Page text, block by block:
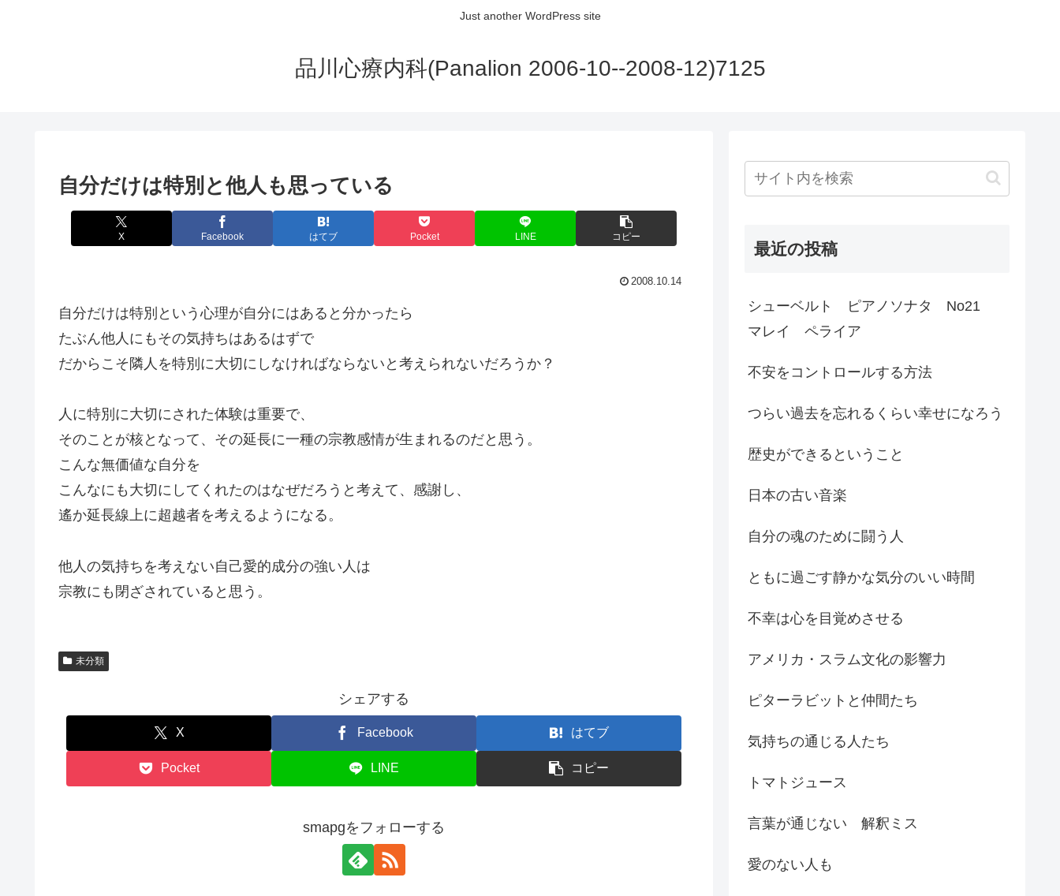
Just another WordPress site
品川心療内科(Panalion 2006-10--2008-12)7125
自分だけは特別と他人も思っている
X Facebook はてブ Pocket LINE コピー
2008.10.14
自分だけは特別という心理が自分にはあると分かったら
たぶん他人にもその気持ちはあるはずで
だからこそ隣人を特別に大切にしなければならないと考えられないだろうか？
人に特別に大切にされた体験は重要で、
そのことが核となって、その延長に一種の宗教感情が生まれるのだと思う。
こんな無価値な自分を
こんなにも大切にしてくれたのはなぜだろうと考えて、感謝し、
遙か延長線上に超越者を考えるようになる。
他人の気持ちを考えない自己愛的成分の強い人は
宗教にも閉ざされていると思う。
未分類
シェアする
X Facebook はてブ
Pocket LINE コピー
smapgをフォローする
最近の投稿
シューベルト ピアノソナタ No21
マレイ ペライア
不安をコントロールする方法
つらい過去を忘れるくらい幸せになろう
歴史ができるということ
日本の古い音楽
自分の魂のために闘う人
ともに過ごす静かな気分のいい時間
不幸は心を目覚めさせる
アメリカ・スラム文化の影響力
ピターラビットと仲間たち
気持ちの通じる人たち
トマトジュース
言葉が通じない 解釈ミス
愛のない人も